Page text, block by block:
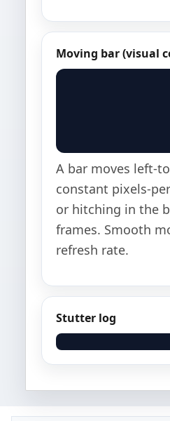
Moving bar (visual
A bar moves left-
constant pixels-
or hitching in the
frames. Smooth
refresh rate.
Stutter log